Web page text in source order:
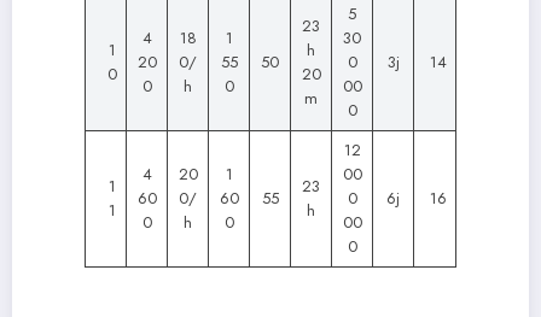
1
0
4
20
0
18
0/
h
1
55
0
50
23
h
20
m
5
30
0
00
0
3j 14
1
1
4
60
0
20
0/
h
1
60
0
55
23
h
12
00
0
00
0
6j 16